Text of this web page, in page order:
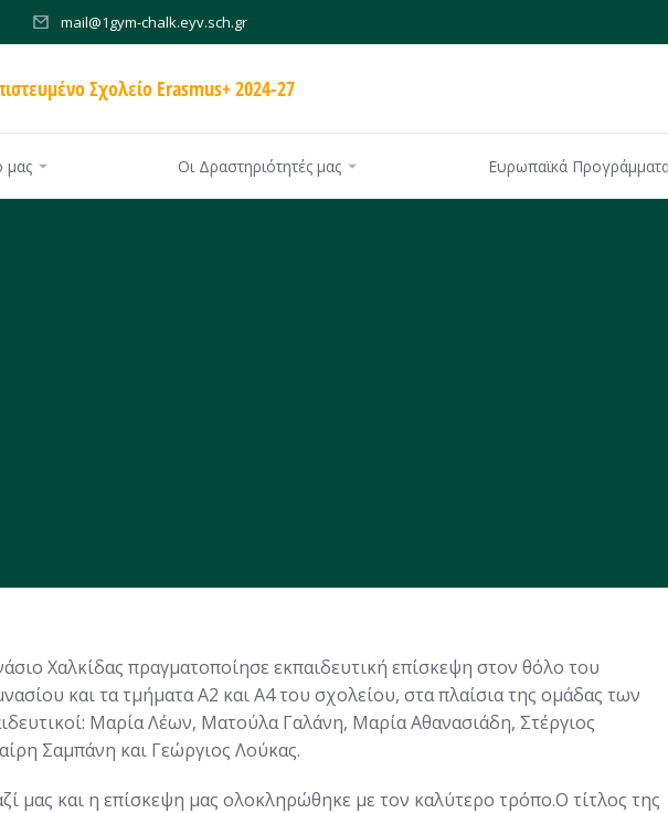
mail@1gym-chalk.eyv.sch.gr
Σχολείο Erasmus+ 2024-27
μας Οι Δραστηριότητές μας Ευρωπαϊκά
Χαλκίδας πραγματοποίησε εκπαιδευτική επίσκεψη στον θόλο του
και τα τμήματα Α2 και Α4 του σχολείου, στα πλαίσια της ομάδας των
Μαρία Λέων, Ματούλα Γαλάνη, Μαρία Αθανασιάδη, Στέργιος
Σαμπάνη και Γεώργιος Λούκας.
μας και η επίσκεψη μας ολοκληρώθηκε με τον καλύτερο τρόπο.Ο τίτλος της